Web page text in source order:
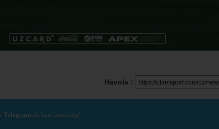
Havola :
Telegram da ham kuzating!